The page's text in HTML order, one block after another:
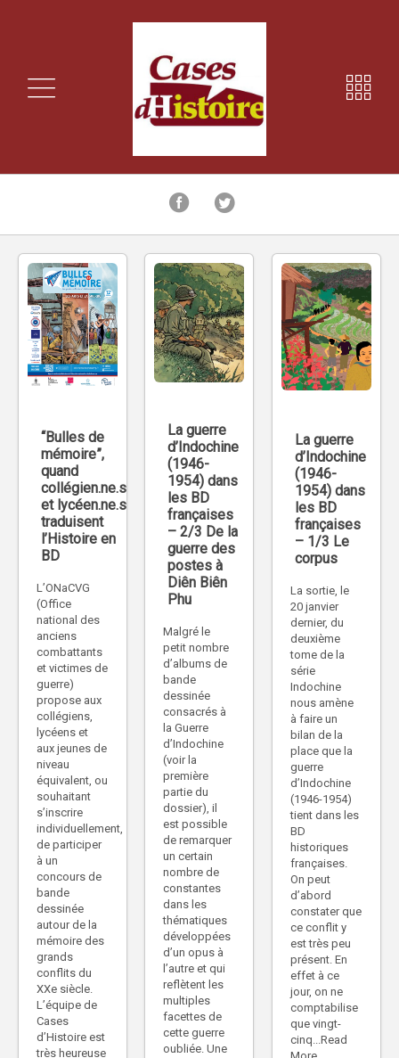
“Bulles de
mémoire”,
quand
collégien.ne.s
et lycéen.ne.s
traduisent
l’Histoire en
BD
L’ONaCVG
(Office
national des
anciens
combattants
et victimes de
guerre)
propose aux
collégiens,
lycéens et
aux jeunes de
niveau
équivalent, ou
souhaitant
s’inscrire
individuellement,
de participer
à un
concours de
bande
dessinée
autour de la
mémoire des
grands
conflits du
XXe siècle.
L’équipe de
Cases
d’Histoire est
très heureuse
La guerre
d’Indochine
(1946-
1954) dans
les BD
françaises
– 2/3 De la
guerre des
postes à
Diên Biên
Phu
Malgré le
petit nombre
d’albums de
bande
dessinée
consacrés à
la Guerre
d’Indochine
(voir la
première
partie du
dossier), il
est possible
de remarquer
un certain
nombre de
constantes
dans les
thématiques
développées
d’un opus à
l’autre et qui
reflètent les
multiples
facettes de
cette guerre
oubliée. Une
La guerre
d’Indochine
(1946-
1954) dans
les BD
françaises
– 1/3 Le
corpus
La sortie, le
20 janvier
dernier, du
deuxième
tome de la
série
Indochine
nous amène
à faire un
bilan de la
place que la
guerre
d’Indochine
(1946-1954)
tient dans les
BD
historiques
françaises.
On peut
d’abord
constater que
ce conflit y
est très peu
présent. En
effet à ce
jour, on ne
comptabilise
que vingt-
cinq...Read